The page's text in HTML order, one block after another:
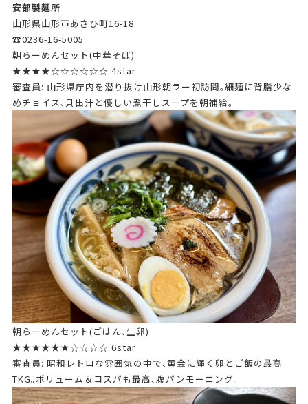
安部製麺所
山形県山形市あさひ町16-18
☎0236-16-5005
朝らーめんセット(中華そば)
★★★★☆☆☆☆☆☆ 4star
審査員: 山形県庁内を潜り抜け山形朝ラー初訪問｡細麺に背脂少な
めチョイス､貝出汁と優しい煮干しスープを朝補給。
朝らーめんセット(ごはん､生卵)
★★★★★★☆☆☆☆ 6star
審査員: 昭和レトロな雰囲気の中で､黄金に輝く卵とご飯の最高
TKG｡ボリューム＆コスパも最高､腹パンモーニング｡